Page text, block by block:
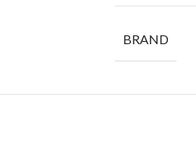
BRAND